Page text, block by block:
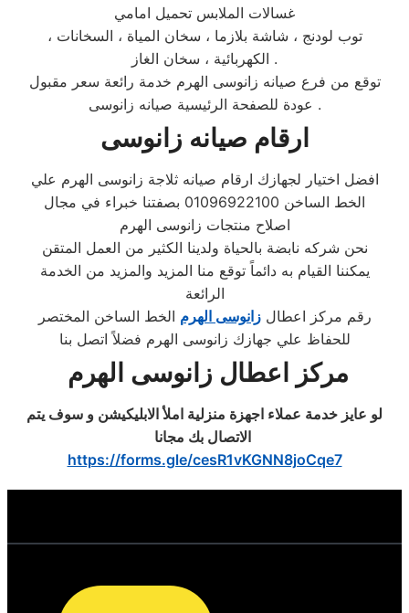
غسالات الملابس تحميل امامي
، توب لودنج ، شاشة بلازما ، سخان المياة ، السخانات
الكهربائية ، سخان الغاز .
توقع من فرع صيانه زانوسى الهرم خدمة رائعة سعر مقبول
. عودة للصفحة الرئيسية صيانه زانوسى
ارقام صيانه زانوسى
افضل اختيار لجهازك ارقام صيانه ثلاجة زانوسى الهرم علي
الخط الساخن 01096922100 بصفتنا خبراء في مجال
اصلاح منتجات زانوسى الهرم
نحن شركه نابضة بالحياة ولدينا الكثير من العمل المتقن
يمكننا القيام به دائماً توقع منا المزيد والمزيد من الخدمة
الرائعة
رقم مركز اعطالزانوسى الهرم الخط الساخن المختصر
للحفاظ علي جهازك زانوسى الهرم فضلاً اتصل بنا
مركز اعطال زانوسى الهرم
لو عايز خدمة عملاء اجهزة منزلية املأ الابليكيشن و سوف يتم
الاتصال بك مجانا
https://forms.gle/cesR1vKGNN8joCqe7